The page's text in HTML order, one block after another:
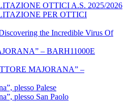
OTTICI A.S. 2025/2026
PER OTTICI
the Incredible Virus Of
– BARH11000E
MAJORANA” –
plesso Palese
plesso San Paolo